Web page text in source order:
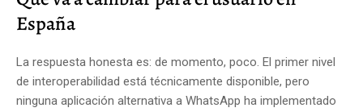
España
La respuesta honesta es: de momento, poco. El primer nivel
de interoperabilidad está técnicamente disponible, pero
ninguna aplicación alternativa a WhatsApp ha implementado